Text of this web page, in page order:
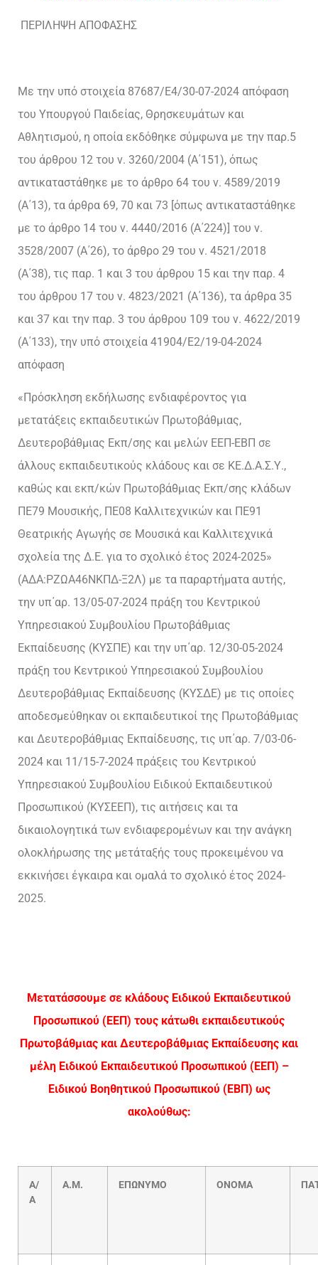
ΠΕΡΙΛΗΨΗ ΑΠΟΦΑΣΗΣ
Με την υπό στοιχεία 87687/Ε4/30-07-2024 απόφαση
του Υπουργού Παιδείας, Θρησκευμάτων και
Αθλητισμού, η οποία εκδόθηκε σύμφωνα με την παρ.5
του άρθρου 12 του ν. 3260/2004 (Α΄151), όπως
αντικαταστάθηκε με το άρθρο 64 του ν. 4589/2019
(Α΄13), τα άρθρα 69, 70 και 73 [όπως αντικαταστάθηκε
με το άρθρο 14 του ν. 4440/2016 (Α΄224)] του ν.
3528/2007 (Α΄26), το άρθρο 29 του ν. 4521/2018
(Α΄38), τις παρ. 1 και 3 του άρθρου 15 και την παρ. 4
του άρθρου 17 του ν. 4823/2021 (Α΄136), τα άρθρα 35
και 37 και την παρ. 3 του άρθρου 109 του ν. 4622/2019
(Α΄133), την υπό στοιχεία 41904/Ε2/19-04-2024
απόφαση
«Πρόσκληση εκδήλωσης ενδιαφέροντος για
μετατάξεις εκπαιδευτικών Πρωτοβάθμιας,
Δευτεροβάθμιας Εκπ/σης και μελών ΕΕΠ-ΕΒΠ σε
άλλους εκπαιδευτικούς κλάδους και σε ΚΕ.Δ.Α.Σ.Υ.,
καθώς και εκπ/κών Πρωτοβάθμιας Εκπ/σης κλάδων
ΠΕ79 Μουσικής, ΠΕ08 Καλλιτεχνικών και ΠΕ91
Θεατρικής Αγωγής σε Μουσικά και Καλλιτεχνικά
σχολεία της Δ.Ε. για το σχολικό έτος 2024-2025»
(ΑΔΑ:ΡΖΩΑ46ΝΚΠΔ-Ξ2Λ) με τα παραρτήματα αυτής,
την υπ΄αρ. 13/05-07-2024 πράξη του Κεντρικού
Υπηρεσιακού Συμβουλίου Πρωτοβάθμιας
Εκπαίδευσης (ΚΥΣΠΕ) και την υπ΄αρ. 12/30-05-2024
πράξη του Κεντρικού Υπηρεσιακού Συμβουλίου
Δευτεροβάθμιας Εκπαίδευσης (ΚΥΣΔΕ) με τις οποίες
αποδεσμεύθηκαν οι εκπαιδευτικοί της Πρωτοβάθμιας
και Δευτεροβάθμιας Εκπαίδευσης, τις υπ΄αρ. 7/03-06-
2024 και 11/15-7-2024 πράξεις του Κεντρικού
Υπηρεσιακού Συμβουλίου Ειδικού Εκπαιδευτικού
Προσωπικού (ΚΥΣΕΕΠ), τις αιτήσεις και τα
δικαιολογητικά των ενδιαφερομένων και την ανάγκη
ολοκλήρωσης της μετάταξής τους προκειμένου να
εκκινήσει έγκαιρα και ομαλά το σχολικό έτος 2024-
2025.
Μετατάσσουμε σε κλάδους Ειδικού Εκπαιδευτικού
Προσωπικού (ΕΕΠ) τους κάτωθι εκπαιδευτικούς
Πρωτοβάθμιας και Δευτεροβάθμιας Εκπαίδευσης και
μέλη Ειδικού Εκπαιδευτικού Προσωπικού (ΕΕΠ) –
Ειδικού Βοηθητικού Προσωπικού (ΕΒΠ) ως
ακολούθως:
Α/
Α
Α.Μ. ΕΠΩΝΥΜΟ ΟΝΟΜΑ